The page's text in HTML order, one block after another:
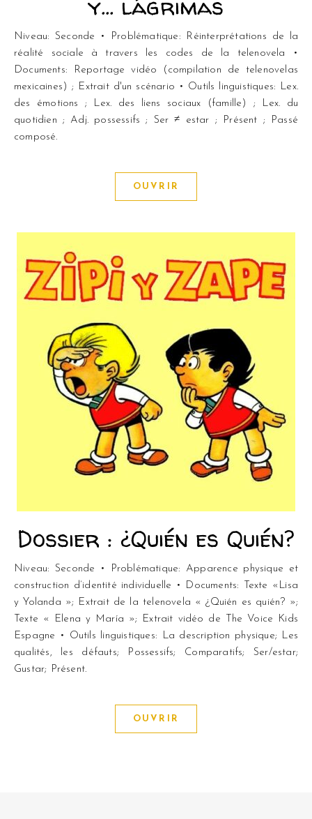
Niveau: Seconde • Problématique: Réinterprétations de la
réalité sociale à travers les codes de la telenovela •
Documents: Reportage vidéo (compilation de telenovelas
mexicaines) ; Extrait d'un scénario • Outils linguistiques: Lex.
des émotions ; Lex. des liens sociaux (famille) ; Lex. du
quotidien ; Adj. possessifs ; Ser ≠ estar ; Présent ; Passé
composé.
OUVRIR
Dossier : ¿Quién es Quién?
Niveau: Seconde • Problématique: Apparence physique et
construction d’identité individuelle • Documents: Texte «Lisa
y Yolanda »; Extrait de la telenovela « ¿Quién es quién? »;
Texte « Elena y María »; Extrait vidéo de The Voice Kids
Espagne • Outils linguistiques: La description physique; Les
qualités, les défauts; Possessifs; Comparatifs; Ser/estar;
Gustar; Présent.
OUVRIR